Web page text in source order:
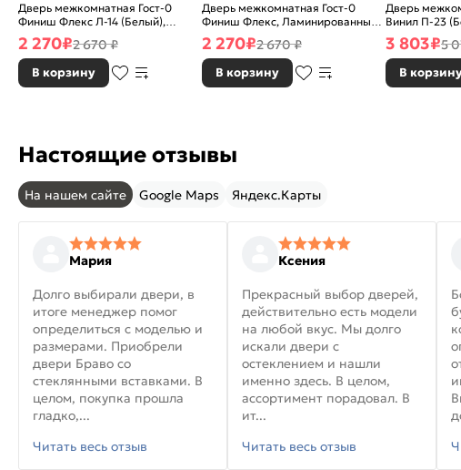
Дверь межкомнатная Гост-0
Финиш Флекс Л-14 (Белый),
глухая, каркасно-щитовая
2 270₽2 670 ₽
В корзину
Дверь межкомнатная Гост-0
Финиш Флекс, Ламинированные
Л-11 (ИталОрех), глухая,
каркасно-щитовая
2 270₽2 670 ₽
В корзину
Дверь
Винил П-23
скиновая
3 803₽5
В
Настоящие отзывы
На нашем сайте Google Maps Яндекс.Карты
Мария
Долго выбирали двери, в
итоге менеджер помог
определиться с моделью и
размерами. Приобрели
двери Браво со
стеклянными вставками. В
целом, покупка прошла
гладко,...
Читать весь отзыв
Ксения
Прекрасный выбор дверей,
действительно есть модели
на любой вкус. Мы долго
искали двери с
остеклением и нашли
именно здесь. В целом,
ассортимент порадовал. В
ит...
Читать весь отзыв